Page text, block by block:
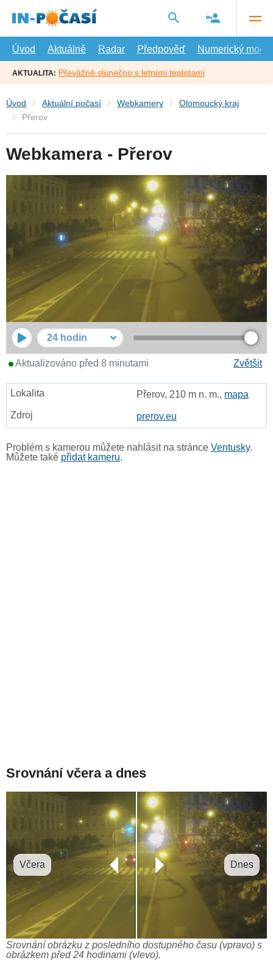
hlavní
Úvod
Aktuálně Radar Předpověď Numerický model
AKTUALITA: Převážně slunečno s letními teplotami
Úvod Aktuální počasí Webkamery
Olomoucký kraj
Přerov
Webkamera - Přerov
24 hodin
Zvětšit
Aktualizováno před 8 minutami
Přerov, 210 m n. m., mapa
prerov.eu
Problém s kamerou můžete nahlásit na stránce Ventusky.
Můžete také přidat kameru.
Srovnání včera a dnes
Včera Dnes
Srovnání obrázku z posledního dostupného času (vpravo) s
obrázkem před 24 hodinami (vlevo).